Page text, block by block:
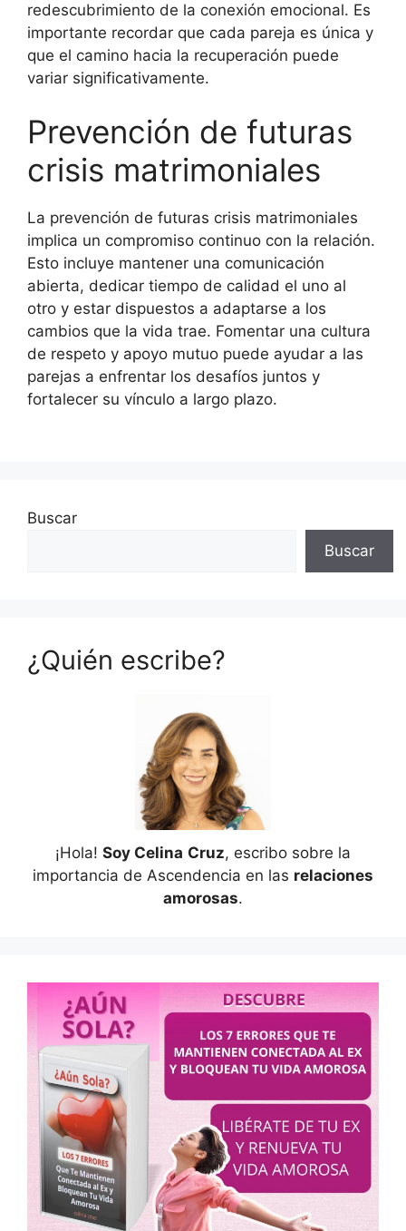
redescubrimiento de la conexión emocional. Es
importante recordar que cada pareja es única y
que el camino hacia la recuperación puede
variar significativamente.
Prevención de futuras
crisis matrimoniales
La prevención de futuras crisis matrimoniales
implica un compromiso continuo con la relación.
Esto incluye mantener una comunicación
abierta, dedicar tiempo de calidad el uno al
otro y estar dispuestos a adaptarse a los
cambios que la vida trae. Fomentar una cultura
de respeto y apoyo mutuo puede ayudar a las
parejas a enfrentar los desafíos juntos y
fortalecer su vínculo a largo plazo.
Buscar
Buscar
¿Quién escribe?
¡Hola! Soy Celina Cruz, escribo sobre la
importancia de Ascendencia en las relaciones
amorosas.